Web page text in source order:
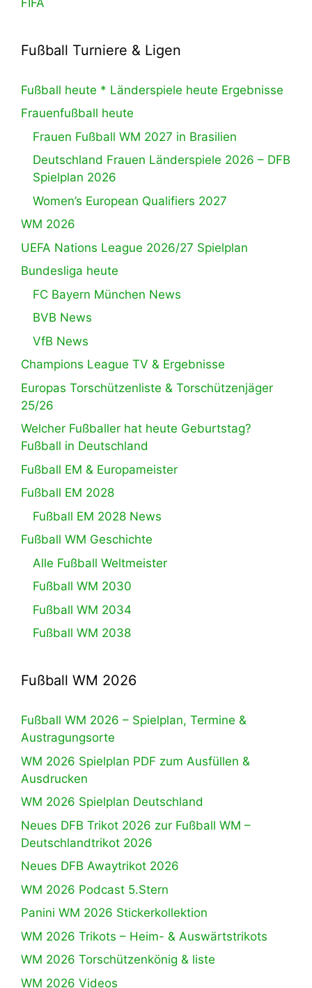
Fußball Turniere & Ligen
Fußball heute * Länderspiele heute Ergebnisse
Frauenfußball heute
Frauen Fußball WM 2027 in Brasilien
Deutschland Frauen Länderspiele 2026 – DFB
Spielplan 2026
Women’s European Qualifiers 2027
WM 2026
UEFA Nations League 2026/27 Spielplan
Bundesliga heute
FC Bayern München News
BVB News
VfB News
Champions League TV & Ergebnisse
Europas Torschützenliste & Torschützenjäger
25/26
Welcher Fußballer hat heute Geburtstag?
Fußball in Deutschland
Fußball EM & Europameister
Fußball EM 2028
Fußball EM 2028 News
Fußball WM Geschichte
Alle Fußball Weltmeister
Fußball WM 2030
Fußball WM 2034
Fußball WM 2038
Fußball WM 2026
Fußball WM 2026 – Spielplan, Termine &
Austragungsorte
WM 2026 Spielplan PDF zum Ausfüllen &
Ausdrucken
WM 2026 Spielplan Deutschland
Neues DFB Trikot 2026 zur Fußball WM –
Deutschlandtrikot 2026
Neues DFB Awaytrikot 2026
WM 2026 Podcast 5.Stern
Panini WM 2026 Stickerkollektion
WM 2026 Trikots – Heim- & Auswärtstrikots
WM 2026 Torschützenkönig & liste
WM 2026 Videos